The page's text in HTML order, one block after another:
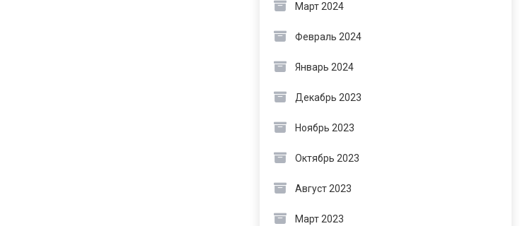
Март 2024
Февраль 2024
Январь 2024
Декабрь 2023
Ноябрь 2023
Октябрь 2023
Август 2023
Март 2023